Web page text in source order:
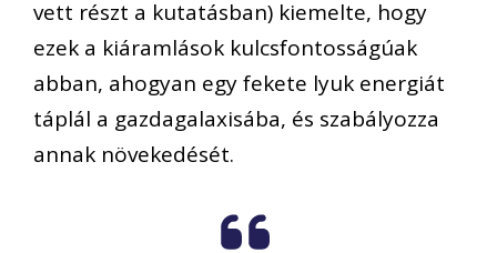
vett részt a kutatásban) kiemelte, hogy
ezek a kiáramlások kulcsfontosságúak
abban, ahogyan egy fekete lyuk energiát
táplál a gazdagalaxisába, és szabályozza
annak növekedését.